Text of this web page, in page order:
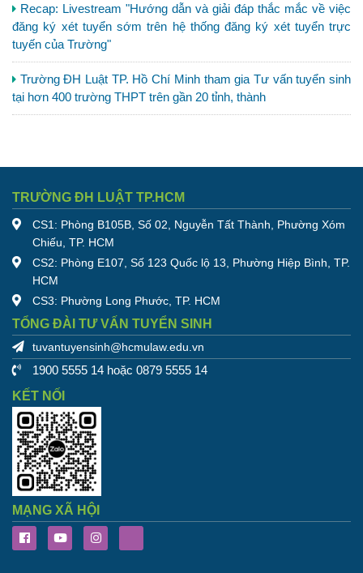
Recap: Livestream "Hướng dẫn và giải đáp thắc mắc về việc
đăng ký xét tuyển sớm trên hệ thống đăng ký xét tuyển trực
tuyến của Trường"
Trường ĐH Luật TP. Hồ Chí Minh tham gia Tư vấn tuyển sinh
tại hơn 400 trường THPT trên gần 20 tỉnh, thành
TRƯỜNG ĐH LUẬT TP.HCM
CS1: Phòng B105B, Số 02, Nguyễn Tất Thành, Phường Xóm
Chiếu, TP. HCM
CS2: Phòng E107, Số 123 Quốc lộ 13, Phường Hiệp Bình, TP.
HCM
CS3: Phường Long Phước, TP. HCM
TỔNG ĐÀI TƯ VẤN TUYỂN SINH
tuvantuyensinh@hcmulaw.edu.vn
1900 5555 14 hoặc 0879 5555 14
KẾT NỐI
MẠNG XÃ HỘI